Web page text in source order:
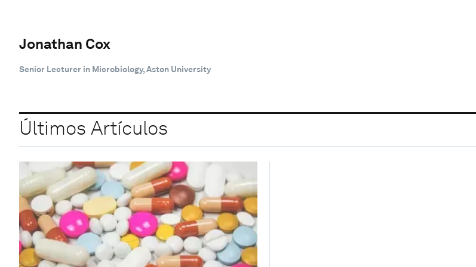
Jonathan Cox
Senior Lecturer in Microbiology, Aston University
Últimos Artículos